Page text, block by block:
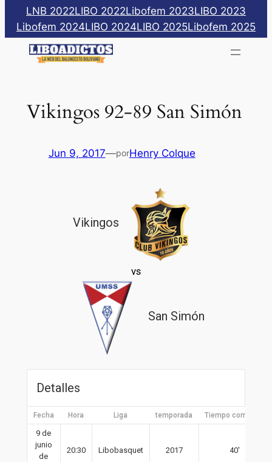
Saltar
contenido
LNB 2022LIBO 2022Libofem 2023LIBO 2023
Libofem 2024LIBO 2024LIBO 2025Libofem 2025
Vikingos 92-89 San Simón
Jun 9, 2017—porHenry Colque
Vikingos
vs
San Simón
Detalles
Fecha Hora Liga temporada Tiempo completo
9 de
junio
de
20:30 Libobasquet 2017 40′